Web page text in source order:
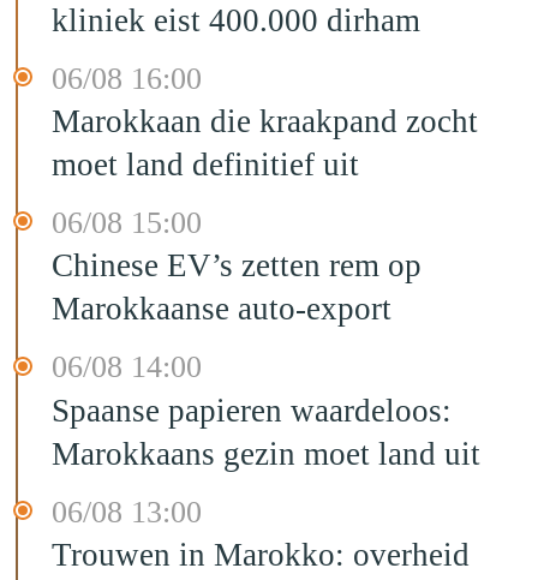
kliniek eist 400.000 dirham
06/08 16:00
Marokkaan die kraakpand zocht
moet land definitief uit
06/08 15:00
Chinese EV’s zetten rem op
Marokkaanse auto-export
06/08 14:00
Spaanse papieren waardeloos:
Marokkaans gezin moet land uit
06/08 13:00
Trouwen in Marokko: overheid